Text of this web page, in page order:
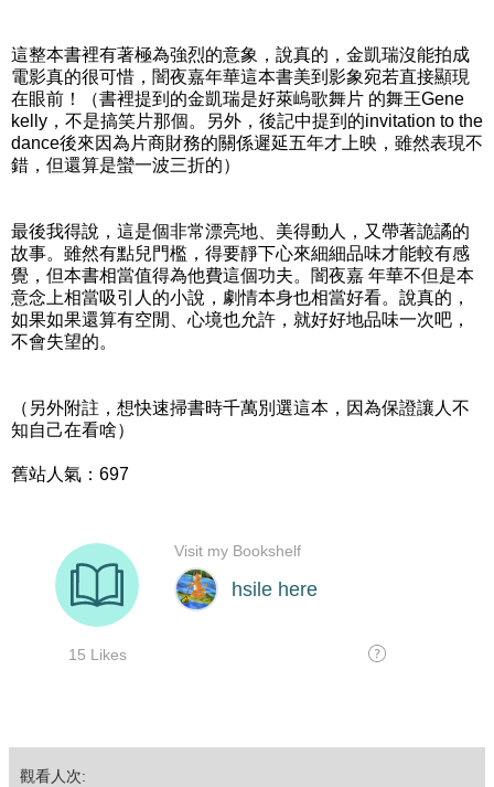
這整本書裡有著極為強烈的意象，說真的，金凱瑞沒能拍成
電影真的很可惜，闇夜嘉年華這本書美到影象宛若直接顯現
在眼前！（書裡提到的金凱瑞是好萊嵨歌舞片 的舞王Gene
kelly，不是搞笑片那個。另外，後記中提到的invitation to the
dance後來因為片商財務的關係遲延五年才上映，雖然表現不
錯，但還算是蠻一波三折的）
最後我得說，這是個非常漂亮地、美得動人，又帶著詭譎的
故事。雖然有點兒門檻，得要靜下心來細細品味才能較有感
覺，但本書相當值得為他費這個功夫。闇夜嘉 年華不但是本
意念上相當吸引人的小說，劇情本身也相當好看。說真的，
如果如果還算有空閒、心境也允許，就好好地品味一次吧，
不會失望的。
（另外附註，想快速掃書時千萬別選這本，因為保證讓人不
知自己在看啥）
舊站人氣：697
觀看人次: